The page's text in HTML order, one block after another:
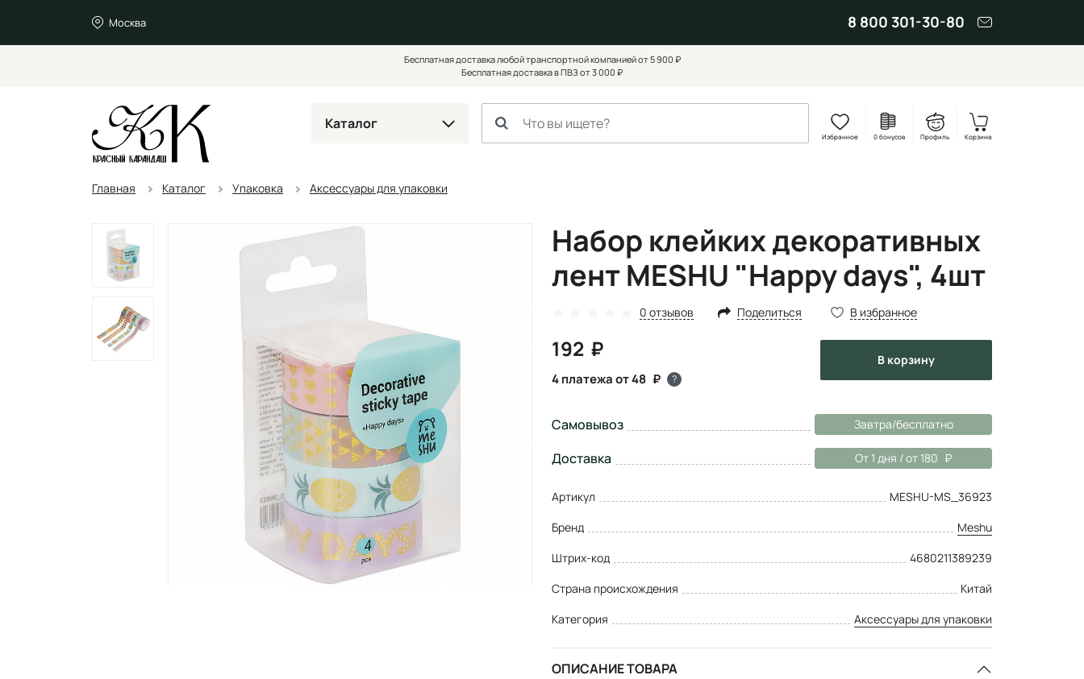
Москва 8 800 301-30-80
Бесплатная доставка любой транспортной компанией от 5 900 ₽
Бесплатная доставка в ПВЗ от 3 000 ₽
Каталог
Избранное 0 бонусов Профиль Корзина
Главная Каталог Упаковка Аксессуары для упаковки
Набор клейких декоративных
лент MESHU "Happy days", 4шт
0 отзывов Поделиться В избранное
192
4 платежа от 48 ?
в корзину
Самовывоз Завтра/бесплатно
Доставка От 1 дня / от 180
Артикул
MESHU-MS_36923
Бренд
Meshu
Штрих-код
4680211389239
Страна происхождения
Китай
Категория
Аксессуары для упаковки
ОПИСАНИЕ ТОВАРА